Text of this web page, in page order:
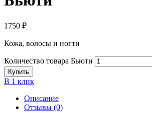
1750 ₽
Кожа, волосы и ногти
Количество товара Бьюти
Купить
В 1 клик
Описание
Отзывы (0)